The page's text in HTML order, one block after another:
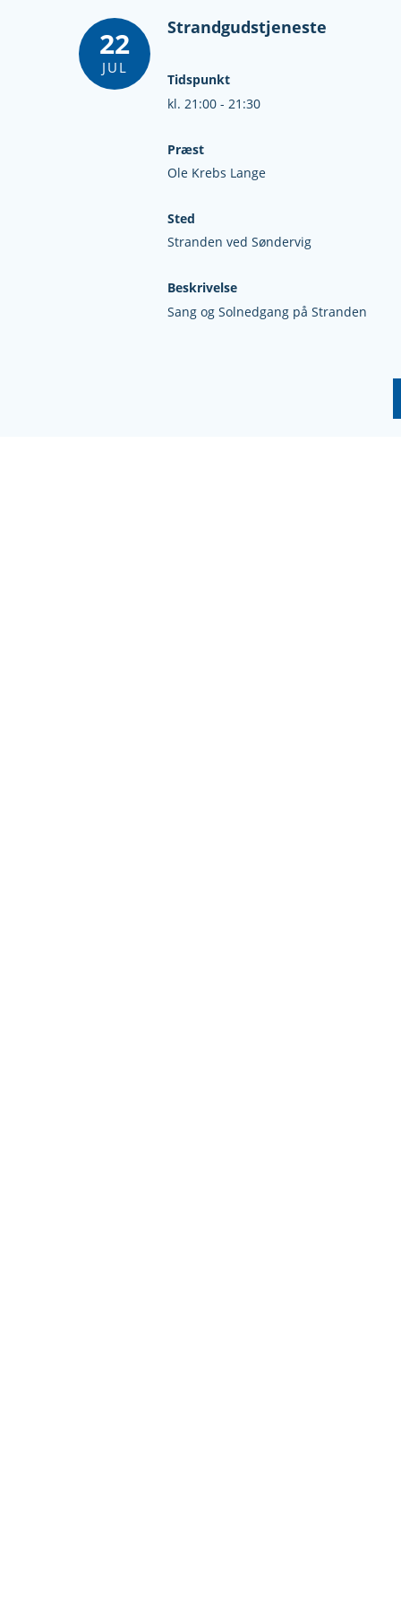
22
JUL
Strandgudstjeneste
Tidspunkt
kl. 21:00 - 21:30
Præst
Ole Krebs Lange
Sted
Stranden ved Søndervig
Beskrivelse
Sang og Solnedgang på Stranden